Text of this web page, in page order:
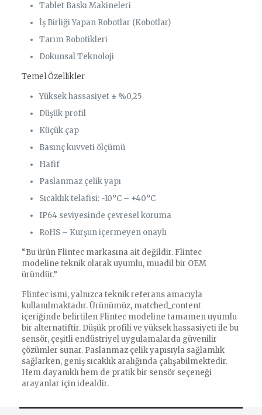
Tablet Baskı Makineleri
İş Birliği Yapan Robotlar (Kobotlar)
Tarım Robotikleri
Dokunsal Teknoloji
Temel Özellikler
Yüksek hassasiyet ± %0,25
Düşük profil
Küçük çap
Basınç kuvveti ölçümü
Hafif
Paslanmaz çelik yapı
Sıcaklık telafisi: -10°C – +40°C
IP64 seviyesinde çevresel koruma
RoHS – Kurşun içermeyen onaylı
“Bu ürün Flintec markasına ait değildir. Flintec
modeline teknik olarak uyumlu, muadil bir OEM
üründür.”
Flintec ismi, yalnızca teknik referans amacıyla
kullanılmaktadır. Ürünümüz, matched_content
içeriğinde belirtilen Flintec modeline tamamen uyumlu
bir alternatiftir. Düşük profili ve yüksek hassasiyeti ile bu
sensör, çeşitli endüstriyel uygulamalarda güvenilir
çözümler sunar. Paslanmaz çelik yapısıyla sağlamlık
sağlarken, geniş sıcaklık aralığında çalışabilmektedir.
Hem dayanıklı hem de pratik bir sensör seçeneği
arayanlar için idealdir.